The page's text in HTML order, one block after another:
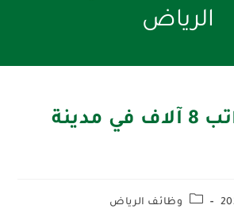
الرياض
محاسب براتب 8 آلاف في مدينة
وظائف الرياض